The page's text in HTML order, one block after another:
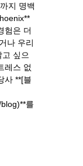
지 명백
험은 더
나 우리
싶으
레스 없
사 **[블
를